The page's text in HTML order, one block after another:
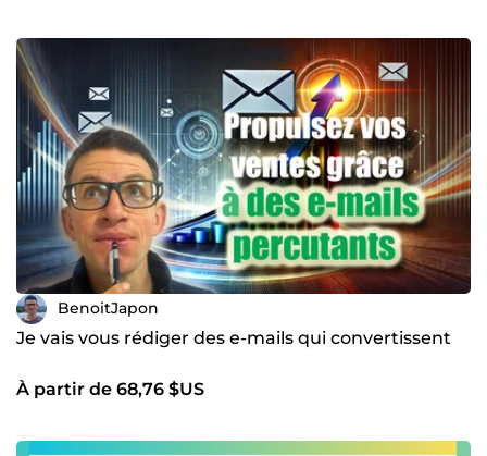
BenoitJapon
Je vais vous rédiger des e-mails qui convertissent
À partir de 68,76 $US